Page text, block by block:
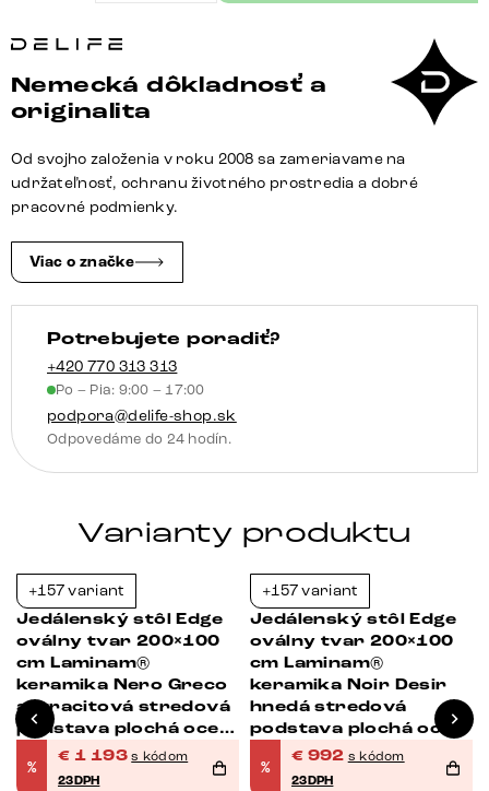
stôl
zaoblený
270×120
cm
keramika
Iris
Onice
Grigio
kužeľový
metalická
strieborná
Nemecká dôkladnosť a
originalita
Od svojho založenia v roku 2008 sa zameriavame na
udržateľnosť, ochranu životného prostredia a dobré
pracovné podmienky.
Viac o značke
Potrebujete poradiť?
+420 770 313 313
Po – Pia: 9:00 – 17:00
podpora@delife-shop.sk
Odpovedáme do 24 hodín.
Varianty produktu
+157 variant
Jedálenský stôl Edge
oválny tvar 200×100
cm Laminam®
keramika Nero Greco
antracitová stredová
podstava plochá oceľ
čierna
%
€ 1 193 s kódom
23DPH
+157 variant
Jedálenský stôl Edge
oválny tvar 200×100
cm Laminam®
keramika Noir Desir
hnedá stredová
podstava plochá oceľ
čierna
%
€ 992 s kódom
23DPH